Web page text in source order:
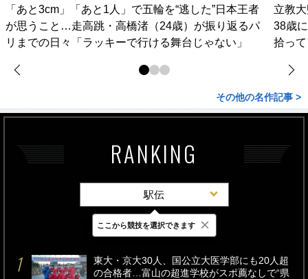
「あと3cm」「あと1人」で五輪を“逃した”日本王者
が思うこと…走高跳・高橋渚（24歳）が振り返るパ
リまでの日々「ラッキーで行ける舞台じゃない」
立教
38歳
拾っ
その他の名作記事 >
RANKING
駅伝
最新 24時間 週間
東大・京大30人、国公立大医学部にも20人超
の合格者…富山の超進学校がスポ薦なしで“県
ここから競技を選択できます ×